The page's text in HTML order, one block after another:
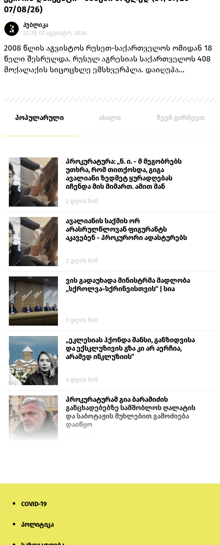
07/08/26)
პუბლიკა
22:39, 07 აგვისტო, 2026
2008 წლის აგვისტოს რუსეთ-საქართველოს ომიდან 18
წელი შესრულდა. რუსულ აგრესიას საქართველოს 408
მოქალაქის სიცოცხლე ემსხვერპლა. დაიღუპა
მშვიდობიანი მცხოვრები.
პოპულარული ახალი ჩვენ გირჩევთ
პროკურატურა: „ნ. ი. - მ მეგობრებს
უთხრა, რომ თითქოსდა, გიგა
ავალიანი ზედმეტ ყურადღებას
იჩენდა მის მიმართ. ამით მან
თავს დასხმოდა გიგა ავალიანს“
2 დღის წინ
ავალიანის საქმის ორ
არასრულწლოვან ფიგურანტს
აკავებენ - პროკურორი ადასტურებს
2 დღის წინ
ვის გადაუხადა მინისტრმა მადლობა
„სქროლვა-სქრინვისთვის“ | სია
3 დღის წინ
„ეკლესიას ჰქონდა შანსი, განზიდვისა
და ექსკლუზივის გზა კი არ აერჩია,
არამედ ინკლუზიის“
4 დღის წინ
პროკურატურამ გია ბარამიძის
განცხადებებზე სამშობლოს ღალატის
და საბოტაჟის მუხლებით გამოძიება
დაიწყო
COVID-19
პოლიტიკა